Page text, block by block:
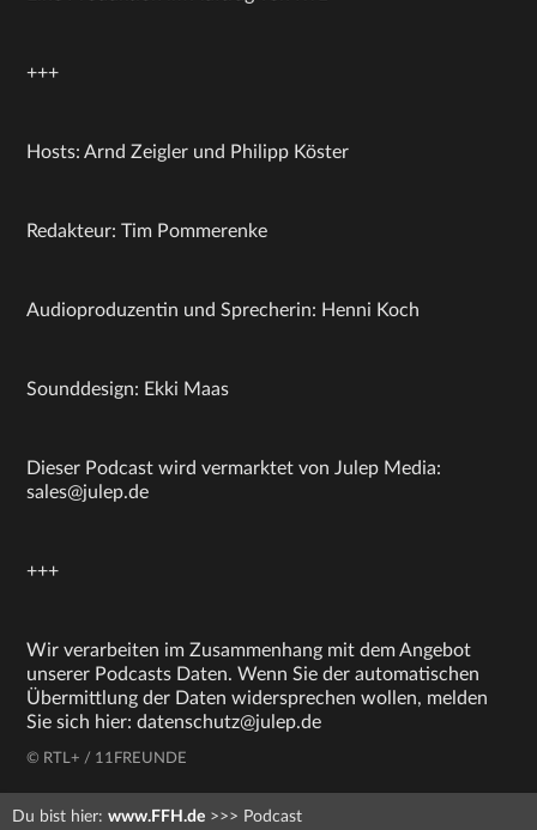
+++
Hosts: Arnd Zeigler und Philipp Köster
Redakteur: Tim Pommerenke
Audioproduzentin und Sprecherin: Henni Koch
Sounddesign: Ekki Maas
Dieser Podcast wird vermarktet von Julep Media:
sales@julep.de
+++
Wir verarbeiten im Zusammenhang mit dem Angebot
unserer Podcasts Daten. Wenn Sie der automatischen
Übermittlung der Daten widersprechen wollen, melden
Sie sich hier: datenschutz@julep.de
© RTL+ / 11FREUNDE
Du bist hier: www.FFH.de >>> Podcast